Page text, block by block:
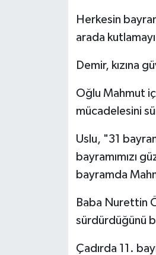
Herkesin
arada
Demir, kızına
Oğlu Mahmut
mücadelesini
Uslu, "31
bayramımızı
bayramda
Baba Nurettin
sürdürdüğünü
Çadırda 11.